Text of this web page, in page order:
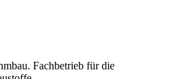
Fachbetrieb für die